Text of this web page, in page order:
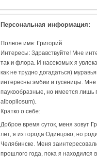
Персональная информация:
Полное имя: Григорий
Интересы: Здравствуйте! Мне
так и флора. И насекомых я
как не трудно догадаться)
интересны эмбии и гусеницы. Мне
паукообразные, но имеется лишь
albopilosum).
Кратко о себе:
Доброе время суток, меня зовут
лет, я из города Одинцово, но
Челябинске. Меня
прошлого года, пока я находился